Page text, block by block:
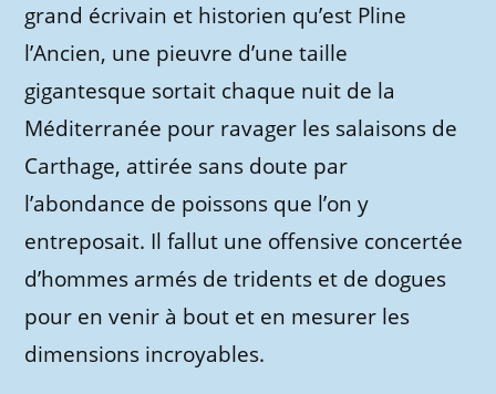
grand écrivain et historien qu’est Pline
l’Ancien, une pieuvre d’une taille
gigantesque sortait chaque nuit de la
Méditerranée pour ravager les salaisons de
Carthage, attirée sans doute par
l’abondance de poissons que l’on y
entreposait. Il fallut une offensive concertée
d’hommes armés de tridents et de dogues
pour en venir à bout et en mesurer les
dimensions incroyables.